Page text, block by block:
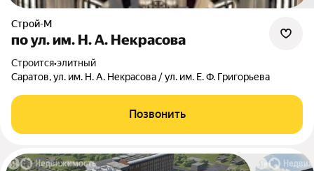
Строй-М
по ул. им. Н. А. Некрасова
Строится•элитный
Саратов, ул. им. Н. А. Некрасова / ул. им. Е. Ф. Григорьева
Позвонить